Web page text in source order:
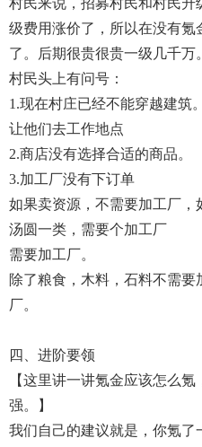
村民来说，招募村民和村民
级费用涨价了，所以在没有氪
了。后期很贵很贵一级几千万
村民头上有问号：
1.现在村庄已经不能穿越建筑
让他们去工作地点
2.商店没有选择合适的商品。
3.加工厂没有下订单
如果卖资源，不需要加工厂，
汤圆一类，需要个加工厂
需要加工厂。
除了粮食，木料，石料不需
厂。
四、进阶要领
【这里讲一讲氪金应该怎么
强。】
我们自己的建议就是，你氪